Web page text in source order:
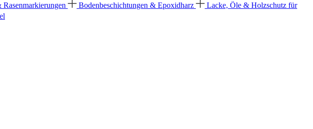
Rasenmarkierungen Bodenbeschichtungen & Epoxidharz
Lacke, Öle & Holzschutz für